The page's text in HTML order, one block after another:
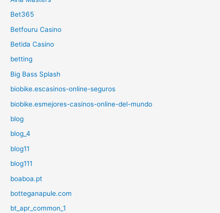
Bet365
Betfouru Casino
Betida Casino
betting
Big Bass Splash
biobike.escasinos-online-seguros
biobike.esmejores-casinos-online-del-mundo
blog
blog_4
blog11
blog111
boaboa.pt
botteganapule.com
bt_apr_common_1